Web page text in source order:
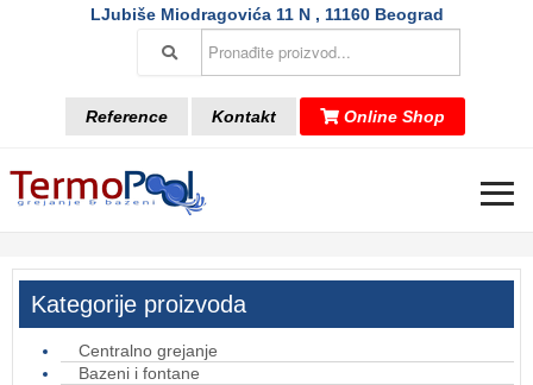
LJubiše Miodragovića 11 N , 11160 Beograd
Reference Kontakt Online Shop
≡
Kategorije proizvoda
Centralno grejanje
Bazeni i fontane